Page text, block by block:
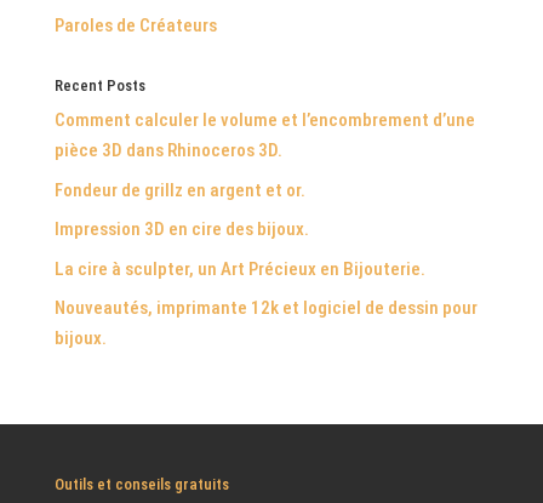
Paroles de Créateurs
Recent Posts
Comment calculer le volume et l’encombrement d’une
pièce 3D dans Rhinoceros 3D.
Fondeur de grillz en argent et or.
Impression 3D en cire des bijoux.
La cire à sculpter, un Art Précieux en Bijouterie.
Nouveautés, imprimante 12k et logiciel de dessin pour
bijoux.
Outils et conseils gratuits